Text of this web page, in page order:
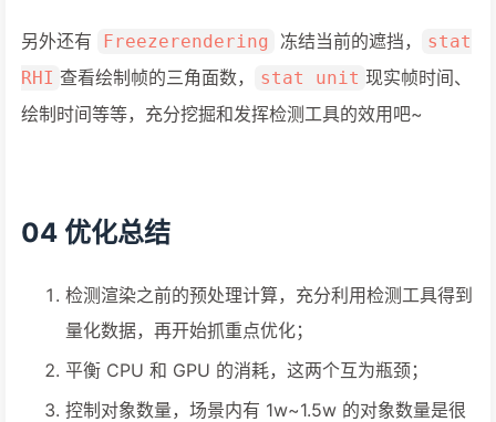
另外还有 Freezerendering 冻结当前的遮挡，
stat
RHI 查看绘制帧的三角面数， stat unit 现实帧时间、
绘制时间等等，充分挖掘和发挥检测工具的效用吧~
04 优化总结
检测渲染之前的预处理计算，充分利用检测工具得到
量化数据，再开始抓重点优化；
平衡 CPU 和 GPU 的消耗，这两个互为瓶颈；
控制对象数量，场景内有 1w~1.5w 的对象数量是很